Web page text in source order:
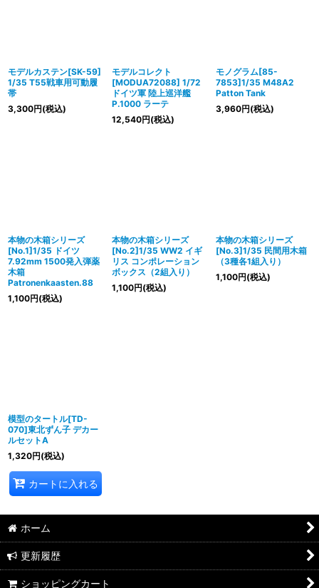
モデルカステン[SK-59]
1/35 T55戦車用可動履
帯
3,300円(税込)
モデルコレクト
[MODUA72088] 1/72
ドイツ軍 陸上巡洋艦
P.1000 ラーテ
12,540円(税込)
モノグラム[85-
7853]1/35 M48A2
Patton Tank
3,960円(税込)
本物の木箱シリーズ
[No.1]1/35 ドイツ
7.92mm 1500発入弾薬
木箱
Patronenkaasten.88
1,100円(税込)
本物の木箱シリーズ
[No.2]1/35 WW2 イギ
リス コンポレーション
ボックス（2組入り）
1,100円(税込)
本物の木箱シリーズ
[No.3]1/35 民間用木箱
（3種各1組入り）
1,100円(税込)
模型のタートル[TD-
070]東北ずん子 デカー
ルセットA
1,320円(税込)
カートに入れる
ホーム
更新履歴
ショッピングカート